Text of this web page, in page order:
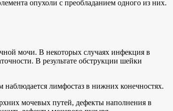
опухоли с преобладанием одного из них.
мочи. В некоторых случаях инфекция в
В результате обструкции шейки
лимфостаз в нижних конечностях.
мочевых путей, дефекты наполнения в